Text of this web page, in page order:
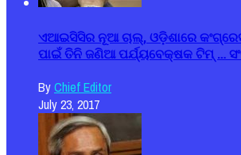
ଏଆଇସିସିର ନୂଆ ଚାଲ୍, ଓଡ଼ିଶାରେ
ପାଇଁ ତିନି ଜଣିଆ ପର୍ଯ୍ୟବେକ୍ଷକ ଟିମ୍ …
ByChief Editor
July 23, 2017